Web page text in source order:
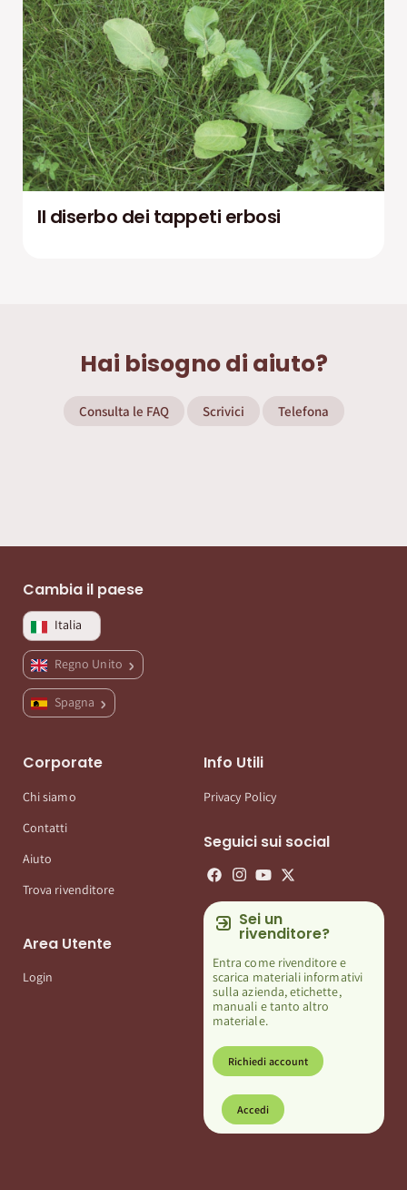
Il diserbo dei tappeti erbosi
Hai bisogno di aiuto?
Consulta le FAQ Scrivici Telefona
Cambia il paese
Italia
Regno Unito
Spagna
Corporate
Chi siamo
Contatti
Aiuto
Trova rivenditore
Area Utente
Login
Info Utili
Privacy Policy
Seguici sui social
Sei un
rivenditore?
Entra come rivenditore e
scarica materiali informativi
sulla azienda, etichette,
manuali e tanto altro
materiale.
Richiedi account
Accedi